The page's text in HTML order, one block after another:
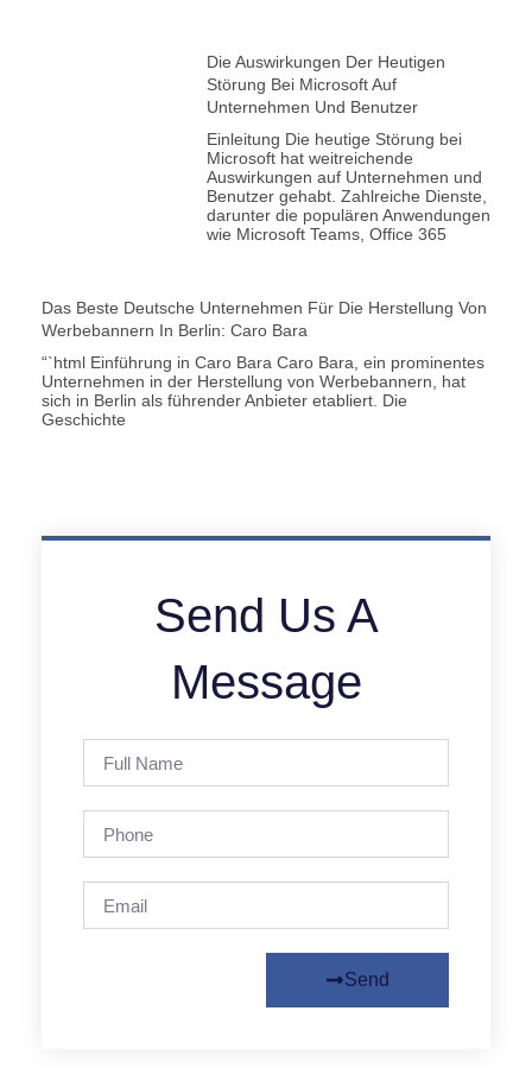
Die Auswirkungen Der Heutigen
Störung Bei Microsoft Auf
Unternehmen Und Benutzer
Einleitung Die heutige Störung bei
Microsoft hat weitreichende
Auswirkungen auf Unternehmen und
Benutzer gehabt. Zahlreiche Dienste,
darunter die populären Anwendungen
wie Microsoft Teams, Office 365
Das Beste Deutsche Unternehmen Für Die Herstellung Von
Werbebannern In Berlin: Caro Bara
“`html Einführung in Caro Bara Caro Bara, ein prominentes
Unternehmen in der Herstellung von Werbebannern, hat
sich in Berlin als führender Anbieter etabliert. Die
Geschichte
Send Us A
Message
Send